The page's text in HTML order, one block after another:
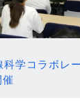
学コラボレ